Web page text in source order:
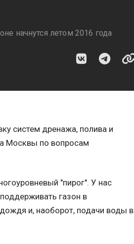
начнутся летом 2016 года
систем дренажа, полива и
Москвы по вопросам
"пирог". У нас
газон в
и, наоборот, подачи воды в